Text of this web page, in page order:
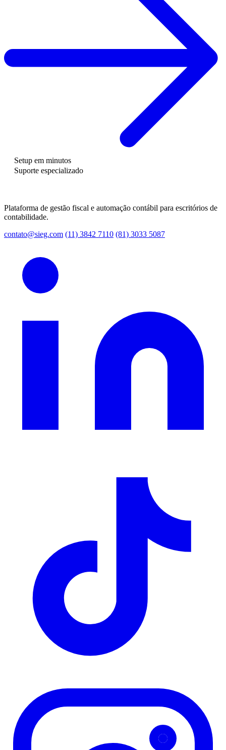
Setup em minutos
Suporte especializado
Plataforma de gestão fiscal e automação contábil para escritórios de
contabilidade.
contato@sieg.com (11) 3842 7110 (81) 3033 5087